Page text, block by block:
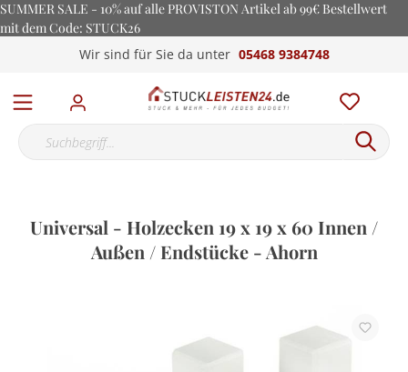
SUMMER SALE - 10% auf alle PROVISTON Artikel ab 99€ Bestellwert
mit dem Code: STUCK26
Wir sind für Sie da unter 05468 9384748
Universal - Holzecken 19 x 19 x 60 Innen /
Außen / Endstücke - Ahorn